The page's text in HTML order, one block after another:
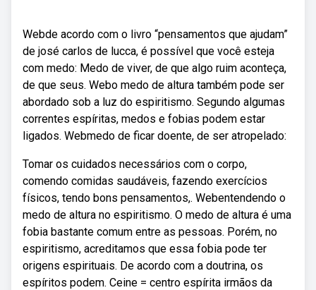
Webde acordo com o livro “pensamentos que ajudam”
de josé carlos de lucca, é possível que você esteja
com medo: Medo de viver, de que algo ruim aconteça,
de que seus. Webo medo de altura também pode ser
abordado sob a luz do espiritismo. Segundo algumas
correntes espíritas, medos e fobias podem estar
ligados. Webmedo de ficar doente, de ser atropelado:
Tomar os cuidados necessários com o corpo,
comendo comidas saudáveis, fazendo exercícios
físicos, tendo bons pensamentos,. Webentendendo o
medo de altura no espiritismo. O medo de altura é uma
fobia bastante comum entre as pessoas. Porém, no
espiritismo, acreditamos que essa fobia pode ter
origens espirituais. De acordo com a doutrina, os
espíritos podem. Ceine = centro espírita irmãos da